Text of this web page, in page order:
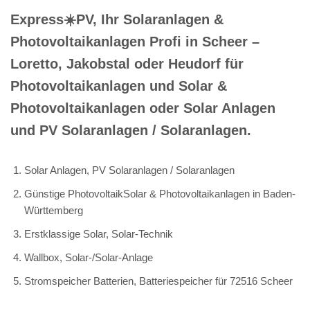
Express☀️PV️, Ihr Solaranlagen &
Photovoltaikanlagen Profi in Scheer –
Loretto, Jakobstal oder Heudorf für
Photovoltaikanlagen und Solar &
Photovoltaikanlagen oder Solar Anlagen
und PV Solaranlagen / Solaranlagen.
Solar Anlagen, PV Solaranlagen / Solaranlagen
Günstige PhotovoltaikSolar & Photovoltaikanlagen in Baden-
Württemberg
Erstklassige Solar, Solar-Technik
Wallbox, Solar-/Solar-Anlage
Stromspeicher Batterien, Batteriespeicher für 72516 Scheer